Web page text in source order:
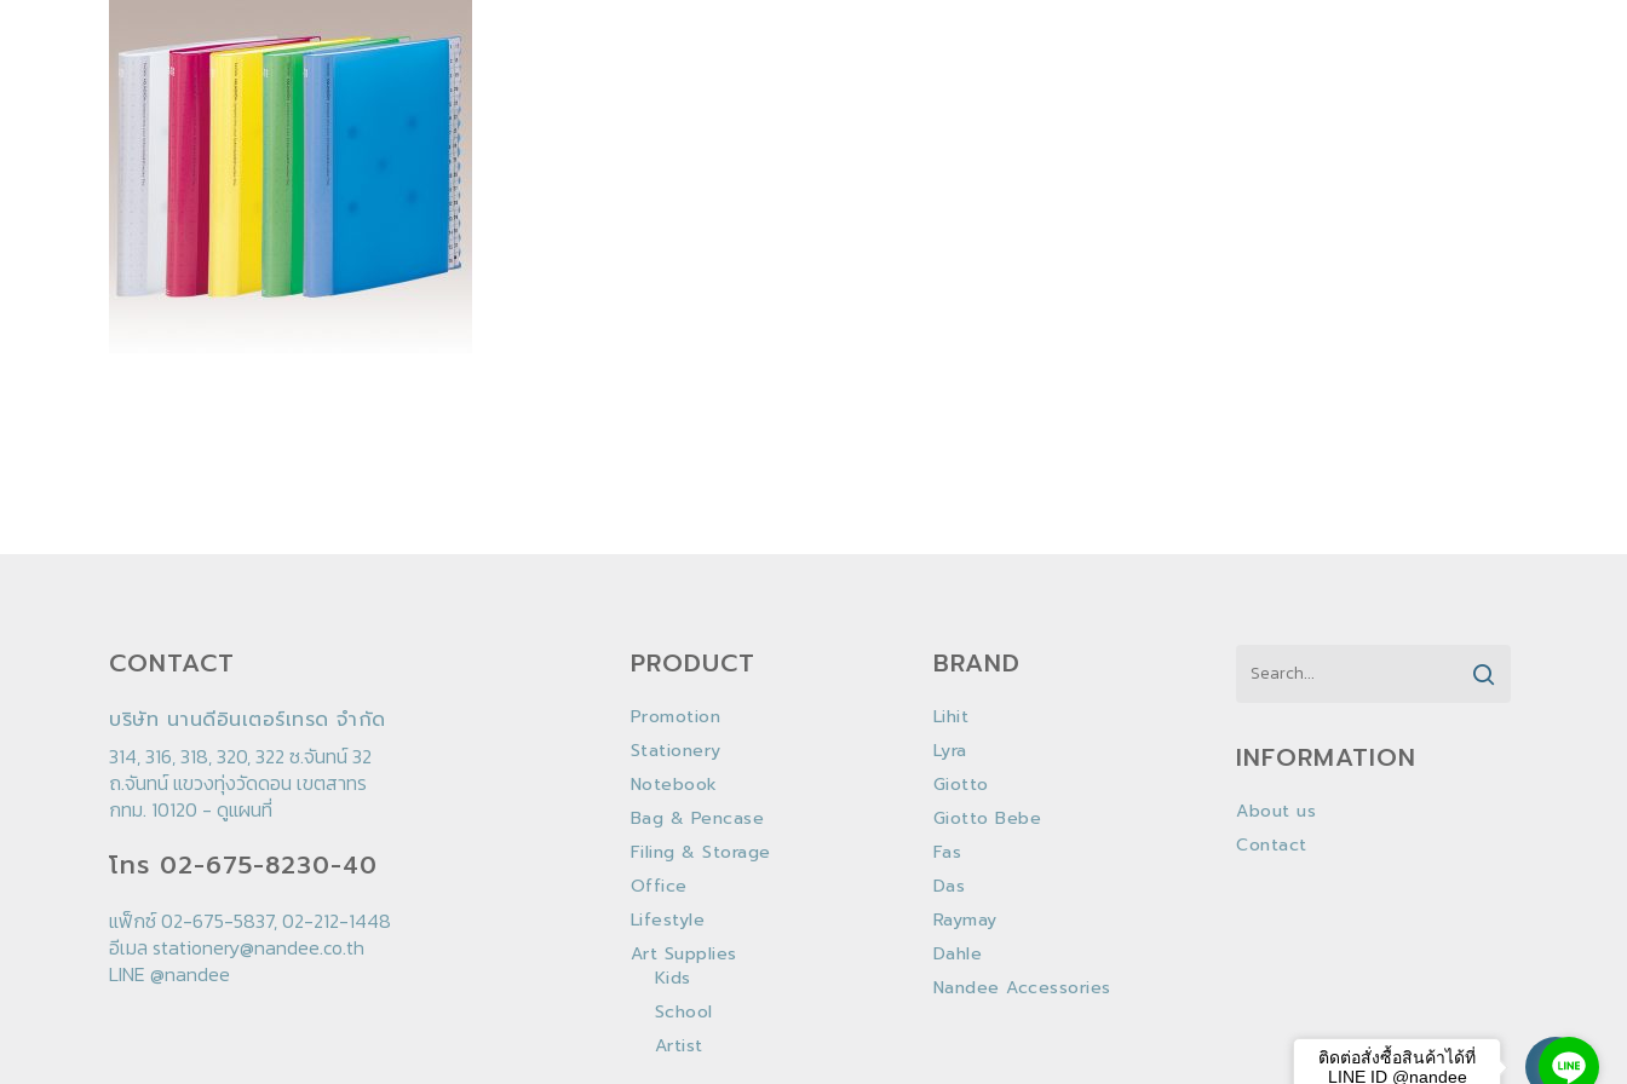
CONTACT
บริษัท นานดีอินเตอร์เทรด จำกัด
314, 316, 318, 320, 322 ซ.จันทน์ 32
ถ.จันทน์ แขวงทุ่งวัดดอน เขตสาทร
กทม. 10120 - ดูแผนที่
โทร 02-675-8230-40
แฟ็กซ์ 02-675-5837, 02-212-1448
อีเมล stationery@nandee.co.th
LINE @nandee
PRODUCT
Promotion
Stationery
Notebook
Bag & Pencase
Filing & Storage
Office
Lifestyle
Art Supplies
Kids
School
Artist
BRAND
Lihit
Lyra
Giotto
Giotto Bebe
Fas
Das
Raymay
Dahle
Nandee Accessories
INFORMATION
About us
Contact
ติดต่อสั่งซื้อสินค้าได้ที่
LINE ID @nandee